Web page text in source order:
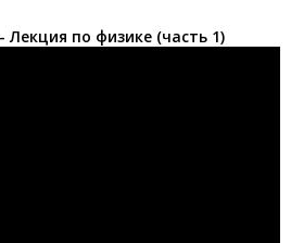
Лекция по физике (часть 1)